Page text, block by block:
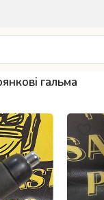
гальма